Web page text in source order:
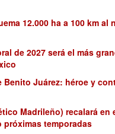
12.000 ha a 100 km al
de 2027 será el más
Benito Juárez: héroe y
Madrileño) recalará en
próximas temporadas